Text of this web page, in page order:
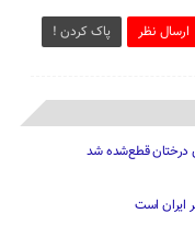
ارسال نظر پاک کردن !
ایران است